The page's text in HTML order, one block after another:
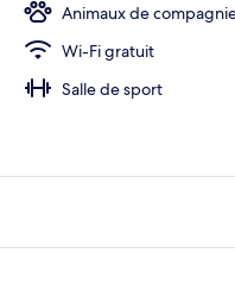
Animaux de
Wi-Fi gratuit
Salle de sport